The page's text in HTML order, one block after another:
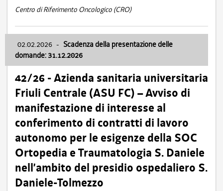
Centro di Riferimento Oncologico (CRO)
02.02.2026 - Scadenza della presentazione delle
domande: 31.12.2026
42/26 - Azienda sanitaria universitaria
Friuli Centrale (ASU FC) – Avviso di
manifestazione di interesse al
conferimento di contratti di lavoro
autonomo per le esigenze della SOC
Ortopedia e Traumatologia S. Daniele
nell’ambito del presidio ospedaliero S.
Daniele-Tolmezzo